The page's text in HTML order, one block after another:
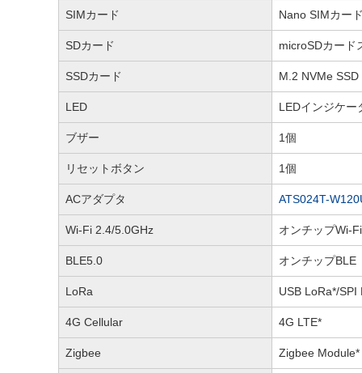
SIMカード Nano SIMカー
SDカード microSDカード
SSDカード M.2 NVMe
LED LEDインジケー
ブザー 1個
リセットボタン 1個
ACアダプタ ATS024T-
Wi-Fi 2.4/5.0GHz オンチップWi-Fi
BLE5.0 オンチップBLE
LoRa USB LoRa*/SPI
4G Cellular 4G LTE*
Zigbee Zigbee Module*